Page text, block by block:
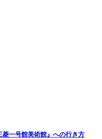
一号館美術館』への行き方